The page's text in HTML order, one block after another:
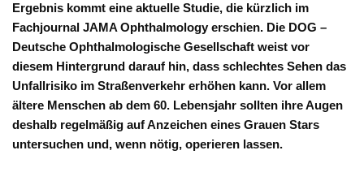
Ergebnis kommt eine aktuelle Studie, die kürzlich im
Fachjournal JAMA Ophthalmology erschien. Die DOG –
Deutsche Ophthalmologische Gesellschaft weist vor
diesem Hintergrund darauf hin, dass schlechtes Sehen das
Unfallrisiko im Straßenverkehr erhöhen kann. Vor allem
ältere Menschen ab dem 60. Lebensjahr sollten ihre Augen
deshalb regelmäßig auf Anzeichen eines Grauen Stars
untersuchen und, wenn nötig, operieren lassen.